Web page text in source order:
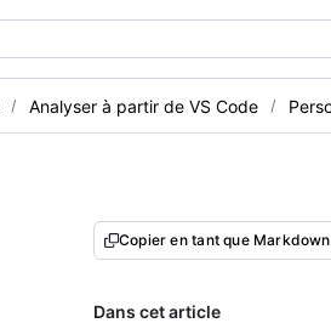
Analyser à partir de VS Code
Copier en tant que Markdown
Dans cet article